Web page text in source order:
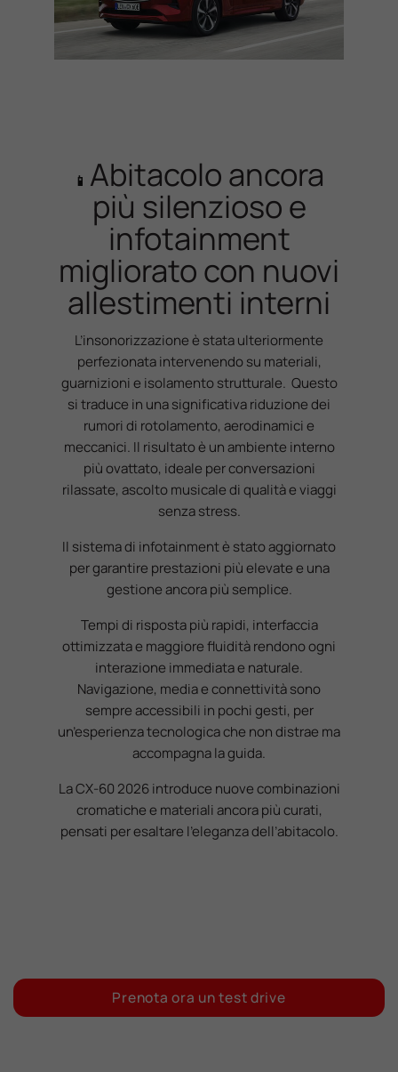
📱 Abitacolo ancora
più silenzioso e
infotainment
migliorato con nuovi
allestimenti interni
L’insonorizzazione è stata ulteriormente
perfezionata intervenendo su materiali,
guarnizioni e isolamento strutturale. Questo
si traduce in una significativa riduzione dei
rumori di rotolamento, aerodinamici e
meccanici. Il risultato è un ambiente interno
più ovattato, ideale per conversazioni
rilassate, ascolto musicale di qualità e viaggi
senza stress.
Il sistema di infotainment è stato aggiornato
per garantire prestazioni più elevate e una
gestione ancora più semplice.
Tempi di risposta più rapidi, interfaccia
ottimizzata e maggiore fluidità rendono ogni
interazione immediata e naturale.
Navigazione, media e connettività sono
sempre accessibili in pochi gesti, per
un’esperienza tecnologica che non distrae ma
accompagna la guida.
La CX-60 2026 introduce nuove combinazioni
cromatiche e materiali ancora più curati,
pensati per esaltare l’eleganza dell’abitacolo.
Prenota ora un test drive